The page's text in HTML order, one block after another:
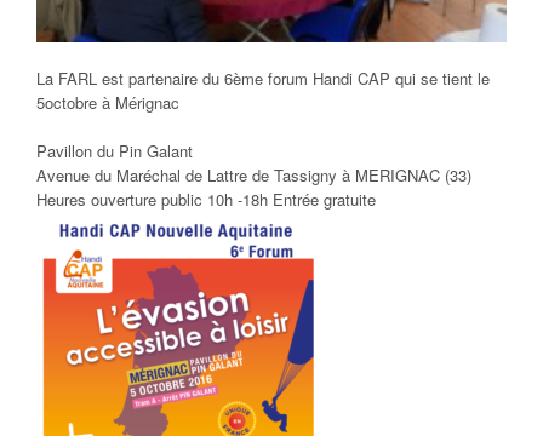
La FARL est partenaire du 6ème forum Handi CAP qui se tient le
5octobre à Mérignac
Pavillon du Pin Galant
Avenue du Maréchal de Lattre de Tassigny à MERIGNAC (33)
Heures ouverture public 10h -18h Entrée gratuite